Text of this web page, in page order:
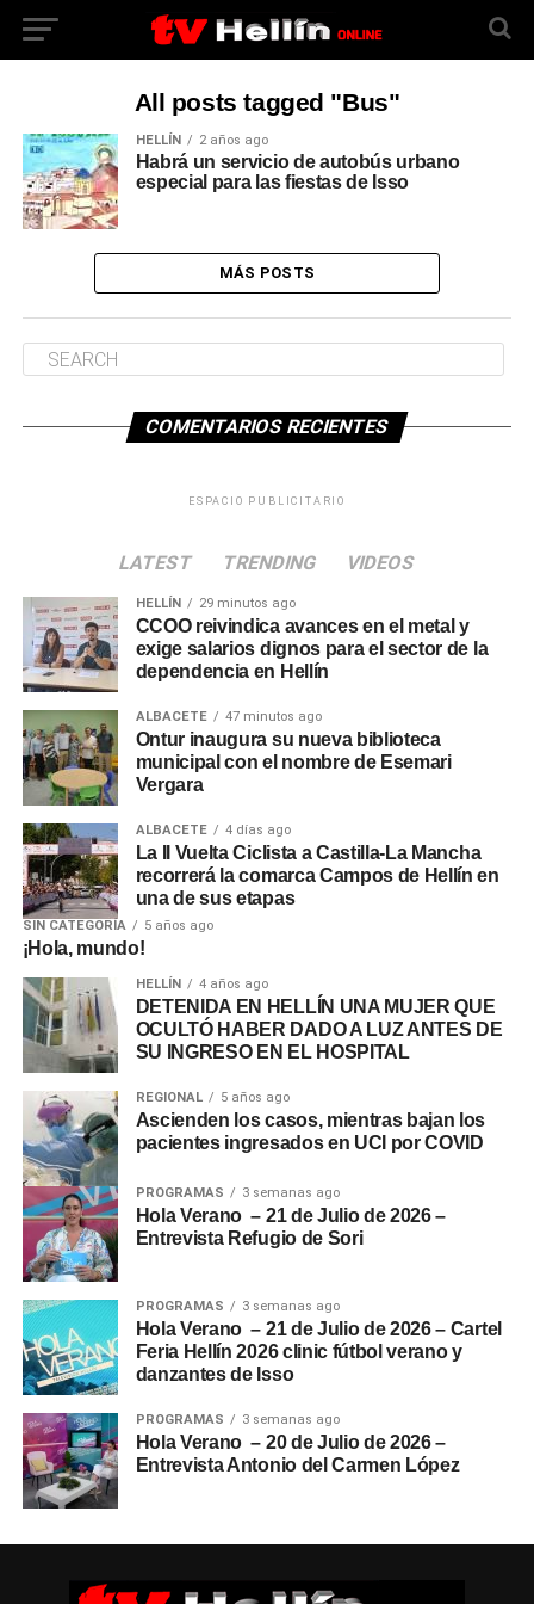
All posts tagged "Bus"
HELLÍN 2 años ago
Habrá un servicio de autobús urbano
especial para las fiestas de Isso
MÁS POSTS
COMENTARIOS RECIENTES
ESPACIO PUBLICITARIO
LATEST TRENDING VIDEOS
HELLÍN 29 minutos ago
CCOO reivindica avances en el metal y
exige salarios dignos para el sector de la
dependencia en Hellín
ALBACETE 47 minutos ago
Ontur inaugura su nueva biblioteca
municipal con el nombre de Esemari
Vergara
ALBACETE 4 días ago
La II Vuelta Ciclista a Castilla-La Mancha
recorrerá la comarca Campos de Hellín en
una de sus etapas
SIN CATEGORÍA 5 años ago
¡Hola, mundo!
HELLÍN 4 años ago
DETENIDA EN HELLÍN UNA MUJER QUE
OCULTÓ HABER DADO A LUZ ANTES DE
SU INGRESO EN EL HOSPITAL
REGIONAL 5 años ago
Ascienden los casos, mientras bajan los
pacientes ingresados en UCI por COVID
PROGRAMAS 3 semanas ago
Hola Verano – 21 de Julio de 2026 –
Entrevista Refugio de Sori
PROGRAMAS 3 semanas ago
Hola Verano – 21 de Julio de 2026 – Cartel
Feria Hellín 2026 clinic fútbol verano y
danzantes de Isso
PROGRAMAS 3 semanas ago
Hola Verano – 20 de Julio de 2026 –
Entrevista Antonio del Carmen López